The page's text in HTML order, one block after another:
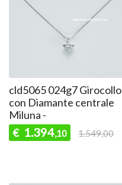
cld5065 024g7 Girocollo
con Diamante centrale
Miluna -
€ 1.394,10 1.549,00